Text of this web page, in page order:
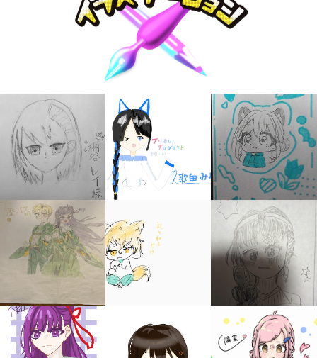
キミノラジオ配信中！
いろんな動画が
見られる